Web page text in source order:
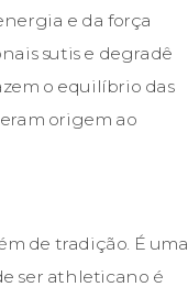
e da força
sutis e degradê
o equilíbrio das
origem ao
de tradição. É uma
ser athleticano é